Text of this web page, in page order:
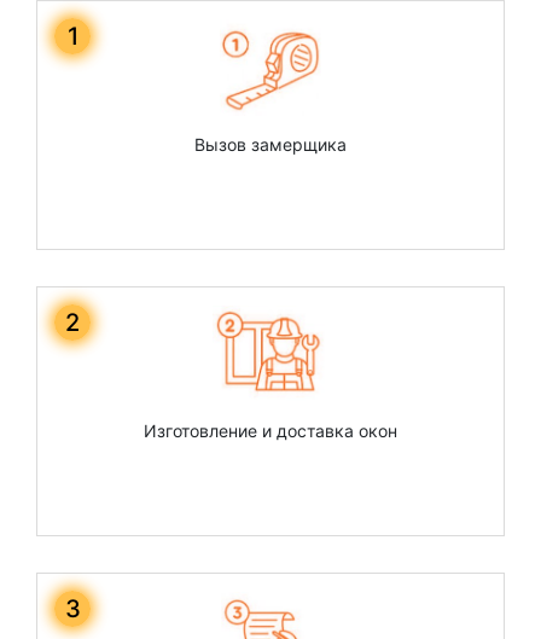
Вызов замерщика
1
Изготовление и доставка окон
2
3